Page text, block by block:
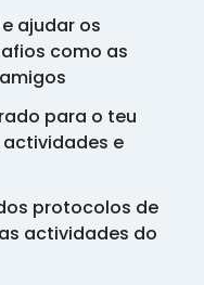
ajudar os
como as
para o teu
e
protocolos de
actividades do